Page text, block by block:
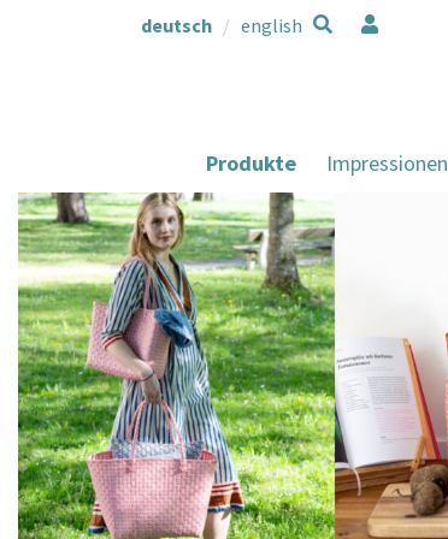
deutsch english
Produkte Impressionen